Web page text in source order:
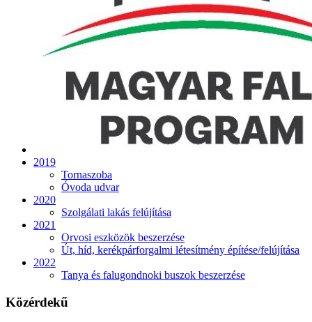
2019
Tornaszoba
Óvoda udvar
2020
Szolgálati lakás felújítása
2021
Orvosi eszközök beszerzése
Út, híd, kerékpárforgalmi létesítmény építése/felújítása
2022
Tanya és falugondnoki buszok beszerzése
Közérdekű